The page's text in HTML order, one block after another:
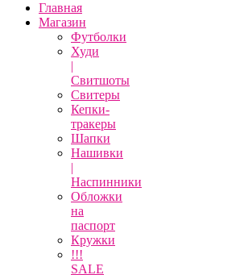
Главная
Магазин
Футболки
Худи
|
Свитшоты
Свитеры
Кепки-
тракеры
Шапки
Нашивки
|
Наспинники
Обложки
на
паспорт
Кружки
!!!
SALE